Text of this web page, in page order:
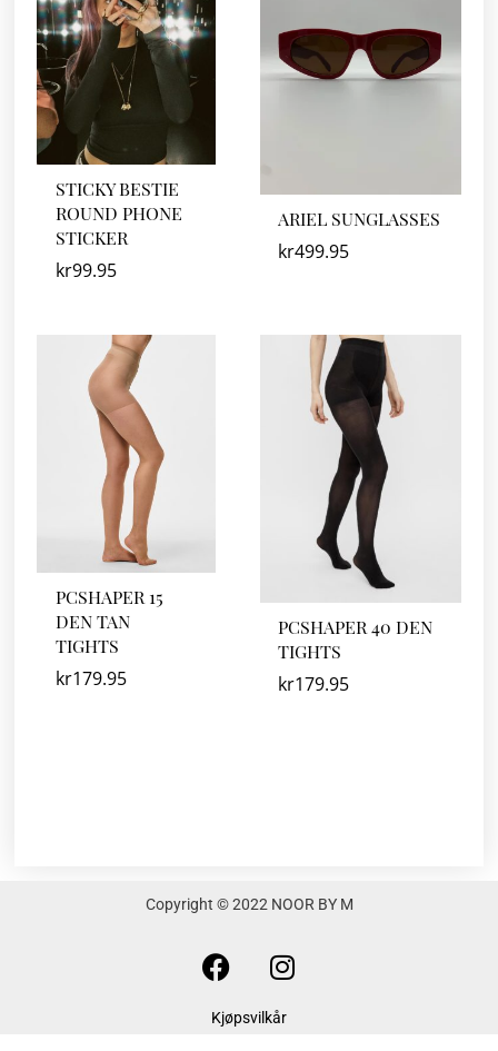
STICKY BESTIE
ROUND PHONE
STICKER
kr99.95
ARIEL SUNGLASSES
kr499.95
PCSHAPER 15
DEN TAN
TIGHTS
kr179.95
PCSHAPER 40 DEN
TIGHTS
kr179.95
Copyright © 2022 NOOR BY M
F
a
c
e
I
n
s
t
Kjøpsvilkår